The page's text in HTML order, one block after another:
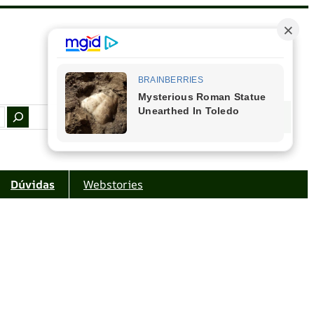
Facebook Instagram Youtube
Dúvidas Webstories